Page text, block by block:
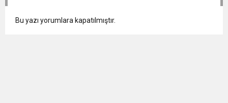
Bu yazı yorumlara kapatılmıştır.